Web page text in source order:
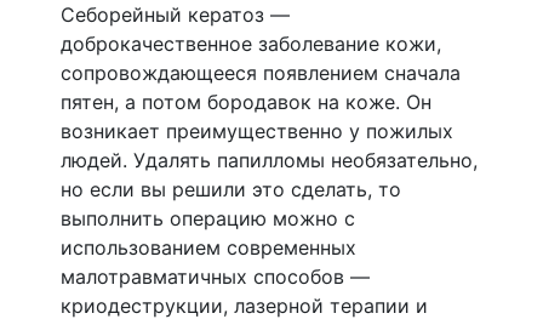
Себорейный кератоз —
доброкачественное заболевание кожи,
сопровождающееся появлением сначала
пятен, а потом бородавок на коже. Он
возникает преимущественно у пожилых
людей. Удалять папилломы необязательно,
но если вы решили это сделать, то
выполнить операцию можно с
использованием современных
малотравматичных способов —
криодеструкции, лазерной терапии и